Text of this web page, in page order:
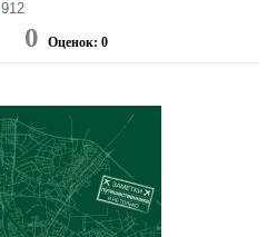
912
0 Оценок: 0